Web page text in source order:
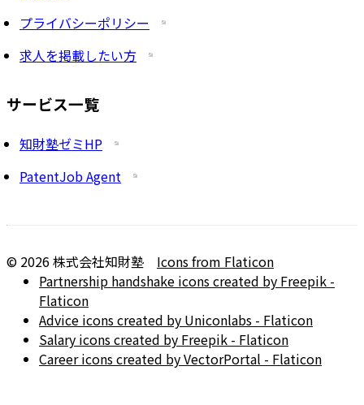
プライバシーポリシー
求人を掲載したい方
サービス一覧
知財塾ゼミHP
PatentJob Agent
© 2026株式会社知財塾
Icons from Flaticon
Partnership handshake icons created by Freepik -
Flaticon
Advice icons created by Uniconlabs - Flaticon
Salary icons created by Freepik - Flaticon
Career icons created by VectorPortal - Flaticon